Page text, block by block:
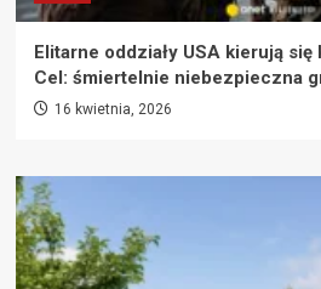
Elitarne oddziały USA kierują
Cel: śmiertelnie niebezpieczna
16 kwietnia, 2026